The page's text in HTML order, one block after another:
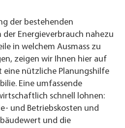
der bestehenden
der Energieverbrauch nahezu
in welchem Ausmass zu
zeigen wir Ihnen hier auf
eine nützliche Planungshilfe
Eine umfassende
schnell lohnen:
und Betriebskosten und
und die